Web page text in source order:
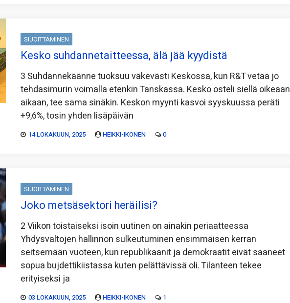
SIJOITTAMINEN
Kesko suhdannetaitteessa, älä jää kyydistä
3 Suhdannekäänne tuoksuu väkevästi Keskossa, kun R&T vetää jo
tehdasimurin voimalla etenkin Tanskassa. Kesko osteli siellä oikeaan
aikaan, tee sama sinäkin. Keskon myynti kasvoi syyskuussa peräti
+9,6%, tosin yhden lisäpäivän
14 LOKAKUUN, 2025 HEIKKI-IKONEN 0
SIJOITTAMINEN
Joko metsäsektori heräilisi?
2 Viikon toistaiseksi isoin uutinen on ainakin periaatteessa
Yhdysvaltojen hallinnon sulkeutuminen ensimmäisen kerran
seitsemään vuoteen, kun republikaanit ja demokraatit eivät saaneet
sopua bujdettikiistassa kuten pelättävissä oli. Tilanteen tekee
erityiseksi ja
03 LOKAKUUN, 2025 HEIKKI-IKONEN 1